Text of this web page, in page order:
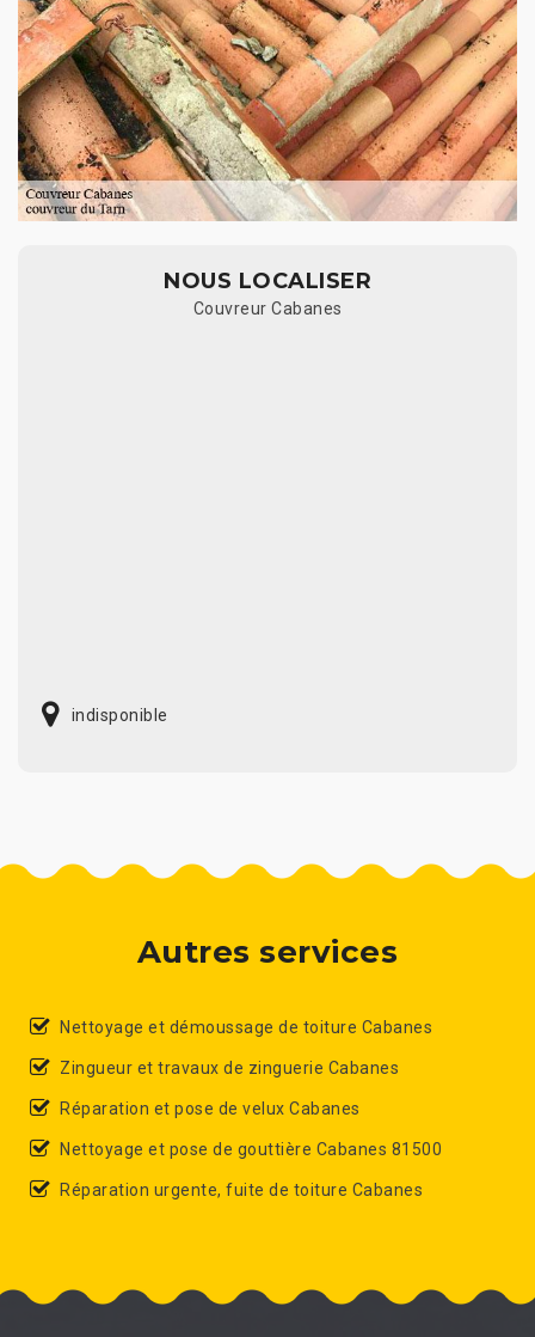
NOUS LOCALISER
Couvreur Cabanes
indisponible
Autres services
Nettoyage et démoussage de toiture Cabanes
Zingueur et travaux de zinguerie Cabanes
Réparation et pose de velux Cabanes
Nettoyage et pose de gouttière Cabanes 81500
Réparation urgente, fuite de toiture Cabanes